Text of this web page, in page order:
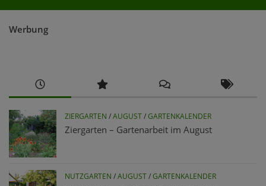
Werbung
ZIERGARTEN /AUGUST/GARTENKALENDER
Ziergarten – Gartenarbeit im August
NUTZGARTEN /AUGUST/GARTENKALENDER